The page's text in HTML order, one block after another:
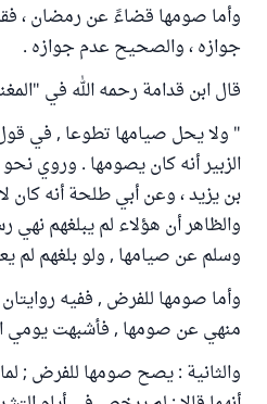
وأما صومها قضاءً عن رمضان ،
جوازه ، والصحيح عدم جوازه .
قال ابن قدامة رحمه الله في "المغني"
" ولا يحل صيامها تطوعا , في
الزبير أنه كان يصومها . وروي
بن يزيد ، وعن أبي طلحة أنه كان
والظاهر أن هؤلاء لم يبلغهم نهي
وسلم عن صيامها , ولو بلغهم لم
وأما صومها للفرض , ففيه
منهي عن صومها , فأشبهت يومي
والثانية : يصح صومها للفرض ;